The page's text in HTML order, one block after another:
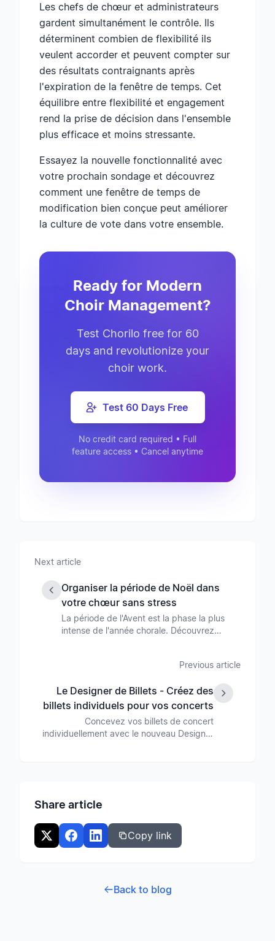
Les chefs de chœur et administrateurs
gardent simultanément le contrôle. Ils
déterminent combien de flexibilité ils
veulent accorder et peuvent compter sur
des résultats contraignants après
l'expiration de la fenêtre de temps. Cet
équilibre entre flexibilité et engagement
rend la prise de décision dans l'ensemble
plus efficace et moins stressante.
Essayez la nouvelle fonctionnalité avec
votre prochain sondage et découvrez
comment une fenêtre de temps de
modification bien conçue peut améliorer
la culture de vote dans votre ensemble.
Ready for Modern
Choir Management?
Test Chorilo free for 60
days and revolutionize your
choir work.
Test 60 Days Free
No credit card required • Full
feature access • Cancel anytime
Next article
Organiser la période de Noël dans
votre chœur sans stress
La période de l'Avent est la phase la plus
intense de l'année chorale. Découvrez
représentations et les répétitions.Previous article
Le Designer de Billets - Créez des
billets individuels pour vos concerts
Concevez vos billets de concert
individuellement avec le nouveau Designer
Share article
Copy link
Back to blog